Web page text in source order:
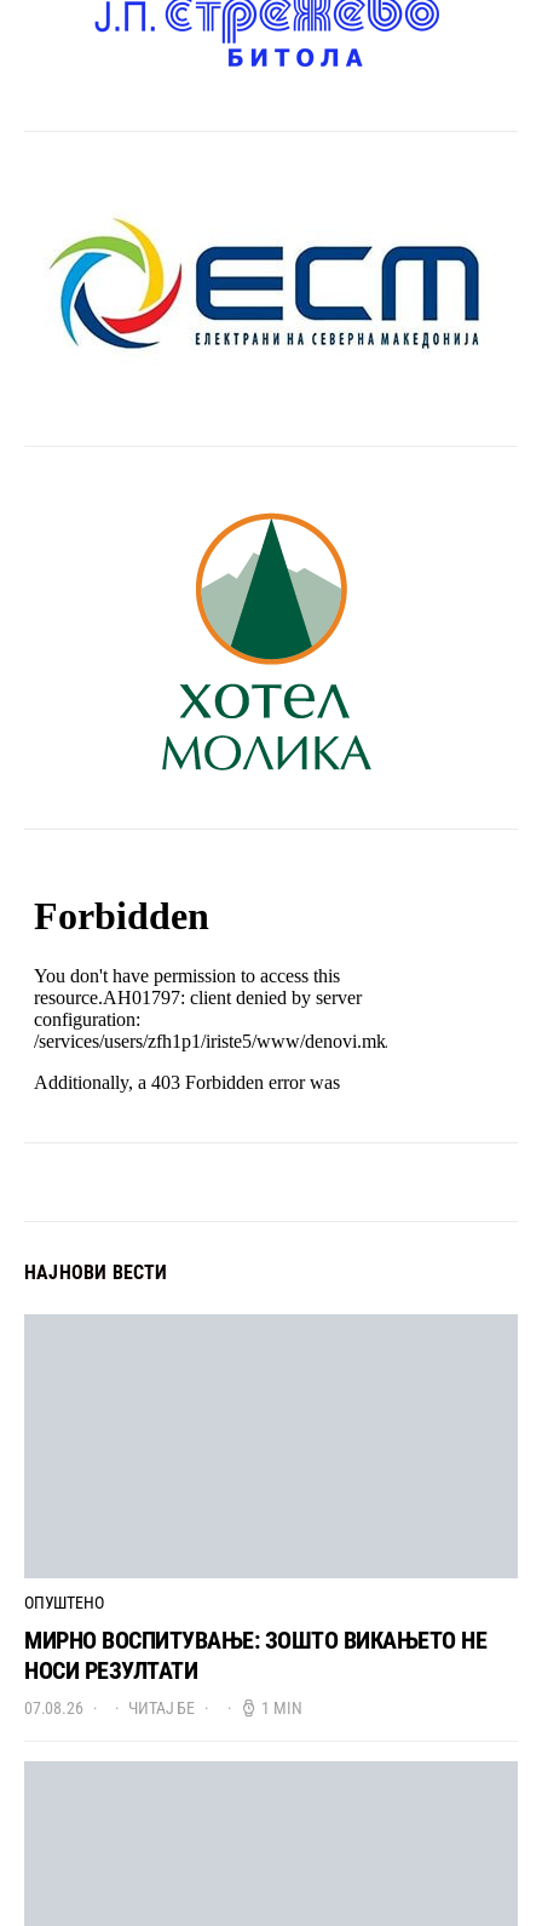
НАЈНОВИ ВЕСТИ
ОПУШТЕНО
МИРНО ВОСПИТУВАЊЕ: ЗОШТО ВИКАЊЕТО НЕ
НОСИ РЕЗУЛТАТИ
07.08.26 ЧИТАЈ БЕ 1 MIN